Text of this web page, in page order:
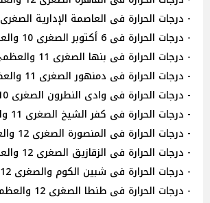
- درجات الحرارة فى العاصمة الإدارية الصغرى 10 والعظمى 22
- درجات الحرارة فى 6 أكتوبر الصغرى 10 والعظمى 22
- درجات الحرارة فى بنها الصغرى 11 والعظمى 21
- درجات الحرارة فى دمنهور الصغرى 11 والعظمى 20
- درجات الحرارة فى وادى النطرون الصغرى 10 العظمى 21
- درجات الحرارة فى كفر الشيخ الصغرى 11 والعظمى 20
- درجات الحرارة فى المنصورة الصغرى 12 والعظمى 21
- درجات الحرارة فى الزقازيق الصغرى 12 والعظمى 21
- درجات الحرارة فى شبين الكوم والصغرى 12 والعظمى 20
- درجات الحرارة فى طنطا الصغرى 12 والعظمى 20